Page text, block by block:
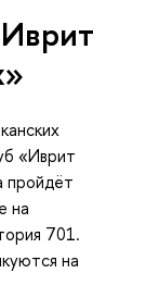
«Иврит
пройдёт
на
701.
на